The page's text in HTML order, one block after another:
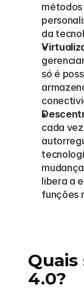
da
só é
cada
libera a
funções
Quais
4.0?